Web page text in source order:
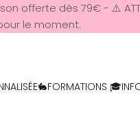
offerte dès 79€ - ⚠️
le moment.
FORMATIONS 🎓